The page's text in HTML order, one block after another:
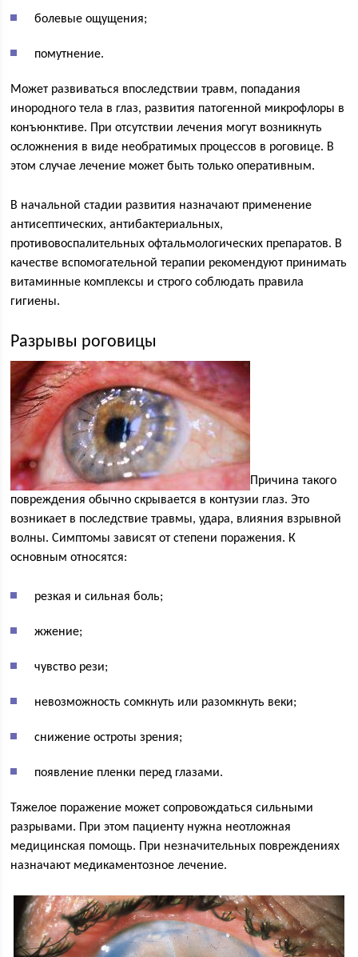
болевые ощущения;
помутнение.
Может развиваться впоследствии травм, попадания
инородного тела в глаз, развития патогенной микрофлоры в
конъюнктиве. При отсутствии лечения могут возникнуть
осложнения в виде необратимых процессов в роговице. В
этом случае лечение может быть только оперативным.
В начальной стадии развития назначают применение
антисептических, антибактериальных,
противовоспалительных офтальмологических препаратов. В
качестве вспомогательной терапии рекомендуют принимать
витаминные комплексы и строго соблюдать правила
гигиены.
Разрывы роговицы
Причина такого
повреждения обычно скрывается в контузии глаз. Это
возникает в последствие травмы, удара, влияния взрывной
волны. Симптомы зависят от степени поражения. К
основным относятся:
резкая и сильная боль;
жжение;
чувство рези;
невозможность сомкнуть или разомкнуть веки;
снижение остроты зрения;
появление пленки перед глазами.
Тяжелое поражение может сопровождаться сильными
разрывами. При этом пациенту нужна неотложная
медицинская помощь. При незначительных повреждениях
назначают медикаментозное лечение.